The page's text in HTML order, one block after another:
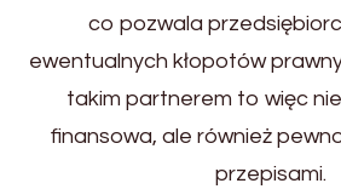
co pozwala
ewentualnych kłopotów
takim partnerem to więc
finansowa, ale również
przepisami.